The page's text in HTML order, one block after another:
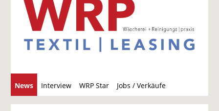
News Interview WRP Star Jobs / Verkäufe
u
c